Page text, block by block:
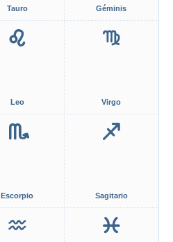
Tauro Géminis
Leo Virgo
Escorpio Sagitario